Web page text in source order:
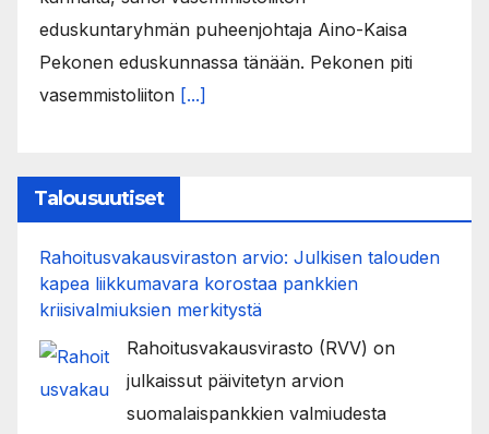
eduskuntaryhmän puheenjohtaja Aino-Kaisa
Pekonen eduskunnassa tänään. Pekonen piti
vasemmistoliiton [...]
Talousuutiset
Rahoitusvakausviraston arvio: Julkisen talouden
kapea liikkumavara korostaa pankkien
kriisivalmiuksien merkitystä
Rahoitusvakausvirasto (RVV) on
julkaissut päivitetyn arvion
suomalaispankkien valmiudesta